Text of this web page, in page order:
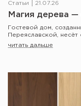
Статьи 21.07.26
Магия дерева —
Гостевой дом,
Переяславской,
читать дальше